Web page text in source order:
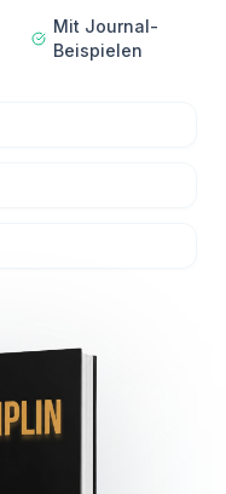
Mit Journal-
Beispielen